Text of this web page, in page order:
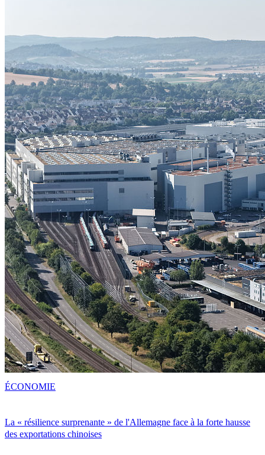
La « résilience surprenante » de l'Allemagne face à la forte hausse
des exportations chinoises
ÉCONOMIE